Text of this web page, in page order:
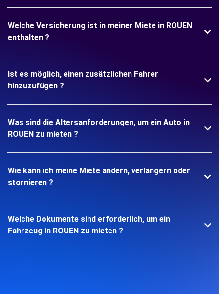
Welche Versicherung ist in meiner Miete in ROUEN
enthalten ?
Ist es möglich, einen zusätzlichen Fahrer
hinzuzufügen ?
Was sind die Altersanforderungen, um ein Auto in
ROUEN zu mieten ?
Wie kann ich meine Miete ändern, verlängern oder
stornieren ?
Welche Dokumente sind erforderlich, um ein
Fahrzeug in ROUEN zu mieten ?